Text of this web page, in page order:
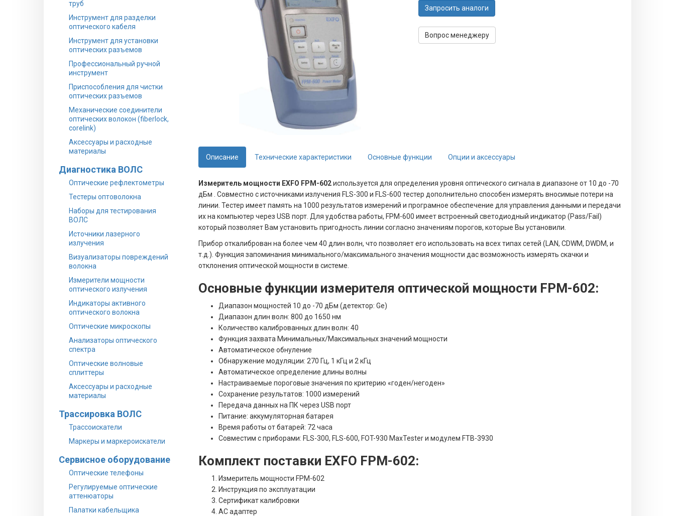
труб
Инструмент для разделки
оптического кабеля
Инструмент для установки
оптических разъемов
Профессиональный ручной
инструмент
Приспособления для чистки
оптических разъемов
Механические соединители
оптических волокон (fiberlock,
corelink)
Аксессуары и расходные
материалы
Диагностика ВОЛС
Оптические рефлектометры
Тестеры оптоволокна
Наборы для тестирования
ВОЛС
Источники лазерного
излучения
Визуализаторы повреждений
волокна
Измерители мощности
оптического излучения
Индикаторы активного
оптического волокна
Оптические микроскопы
Анализаторы оптического
спектра
Оптические волновые
сплиттеры
Аксессуары и расходные
материалы
Трассировка ВОЛС
Трассоискатели
Маркеры и маркероискатели
Сервисное оборудование
Оптические телефоны
Регулируемые оптические
аттенюаторы
Палатки кабельщика
Запросить аналоги
Вопрос менеджеру
Описание Технические характеристики Основные функции Опции и аксессуары
Измеритель мощности EXFO FPM-602используется для определения уровня оптического сигнала в диапазоне от 10 до -70
дБм . Совместно с источниками излучения FLS-300 и FLS-600 тестер дополнительно способен измерять вносимые потери на
линии. Тестер имеет память на 1000 результатов измерений и програмное обеспечение для управления данными и передачи
их на компьютер через USB порт. Для удобства работы, FPM-600 имеет встроенный светодиодный индикатор (Pass/Fail)
который позволяет Вам установить пригодность линии согласно значениям порогов, которые Вы установили.
Прибор откалиброван на более чем 40 длин волн, что позволяет его использовать на всех типах сетей (LAN, CDWM, DWDM, и
т.д.). Функция запоминания минимального/максимального значения мощности дас возможность измерять скачки и
отклонения оптической мощности в системе.
Основные функции измерителя оптической мощности FPM-602:
Диапазон мощностей 10 до -70 дБм (детектор: Ge)
Диапазон длин волн: 800 до 1650 нм
Количество калиброванных длин волн: 40
Функция захвата Минимальных/Максимальных значений мощности
Автоматическое обнуление
Обнаружение модуляции: 270 Гц, 1 кГц и 2 кГц
Автоматическое определение длины волны
Настраиваемые пороговые значения по критерию «годен/негоден»
Сохранение результатов: 1000 измерений
Передача данных на ПК через USB порт
Питание: аккумуляторная батарея
Время работы от батарей: 72 часа
Совместим с приборами: FLS-300, FLS-600, FOT-930 MaxTester и модулем FTB-3930
Комплект поставки EXFO FPM-602:
Измеритель мощности FPM-602
Инструкция по эксплуатации
Сертификат калибровки
AC адаптер